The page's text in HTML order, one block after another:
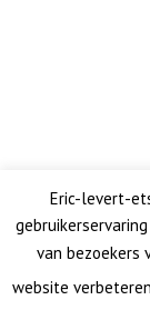
Eric-levert-
van bezoekers
website